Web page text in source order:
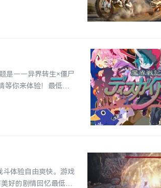
题是——异界转生×僵尸
等你来体验！最低配
斗体验自由爽快。游戏
好的剧情回忆最低配